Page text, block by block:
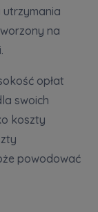
na
opłat
swoich
koszty
powodować